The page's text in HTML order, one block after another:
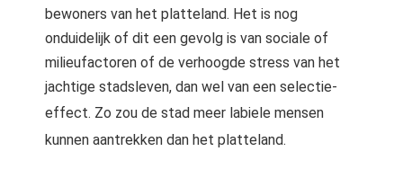
bewoners van het platteland. Het is nog
onduidelijk of dit een gevolg is van sociale of
milieufactoren of de verhoogde stress van het
jachtige stadsleven, dan wel van een selectie-
effect. Zo zou de stad meer labiele mensen
kunnen aantrekken dan het platteland.